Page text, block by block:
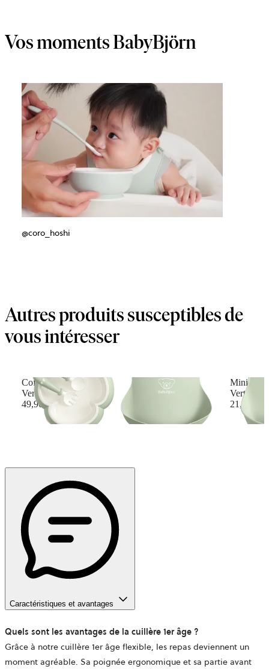
Vos moments BabyBjörn
@coro_hoshi
Autres produits susceptibles de
vous intéresser
Coffret Repas Bébé
Vert pastel
49,90 €
Mini
Vert
21,90 €
Caractéristiques et avantages
Quels sont les avantages de la cuillère 1er âge ?
Grâce à notre cuillère 1er âge flexible, les repas deviennent un
moment agréable. Sa poignée ergonomique et sa partie avant